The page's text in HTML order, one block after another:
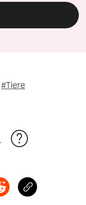
#Tiere